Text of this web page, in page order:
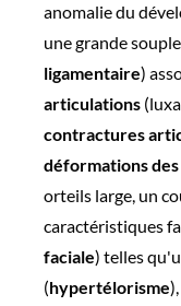
anomalie du
une grande
ligamentaire)
articulations
contractures
déformations
orteils large, un
caractéristiques
faciale) telles
(hypertélorisme